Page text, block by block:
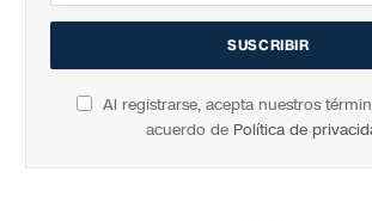
Al registrarse, acepta nuestros
acuerdo de Política de